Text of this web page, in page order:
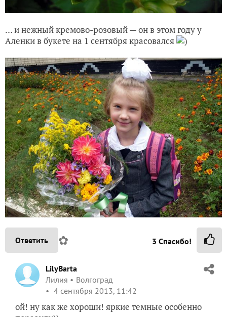
… и нежный кремово-розовый — он в этом году у
Аленки в букете на 1 сентября красовался
)
Ответить ✿ 3 Спасибо!
LilyBarta
Лилия
Волгоград
4 сентября 2013, 11:42
ой! ну как же хороши! яркие темные особенно